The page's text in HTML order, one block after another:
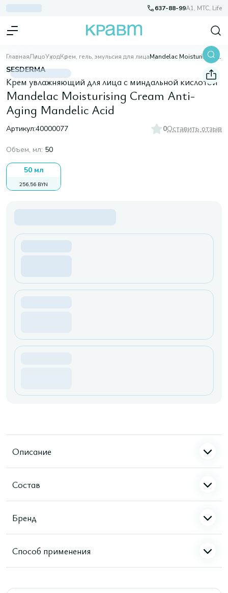
637-88-99A1, МТС, Life
ГлавнаяЛицоУходКрем, гель, эмульсия для лица Mandelac Moisturising Cream Anti-Aging Mandelic Acid
SESDERMA
Крем увлажняющий для лица с миндальной кислотой
Mandelac Moisturising Cream Anti-
Aging Mandelic Acid
Артикул:40000077 0Оставить отзыв
Объем, мл: 50
50 мл
256,56 BYN
Описание
Состав
Бренд
Способ применения